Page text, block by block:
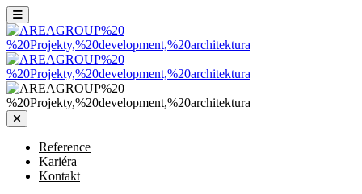
Reference
Kariéra
Kontakt